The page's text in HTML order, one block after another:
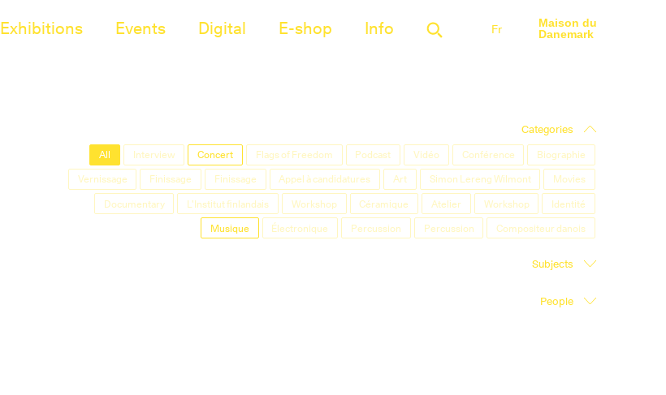
Exhibitions Events Digital E-shop Info Fr
Maison du
Danemark
Categories
All Interview Concert Flags of Freedom Podcast Vidéo Conférence
Biographie
Vernissage
Finissage Finissage Appel à candidatures Art Simon Lereng Wilmont
Movies
Documentary
L'Institut finlandais Workshop Céramique Atelier Workshop
Identité
Musique
Électronique Percussion Percussion Compositeur danois
Subjects
People